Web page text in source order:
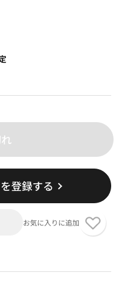
登録する
お気に入りに追加